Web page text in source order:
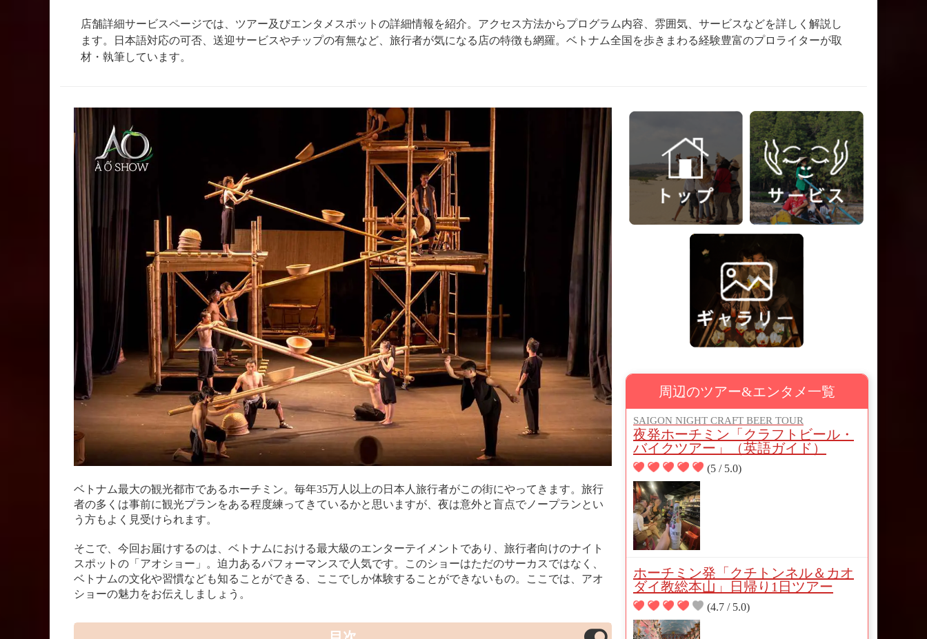
店舗詳細サービスページでは、ツアー及びエンタメスポットの詳細情報を紹介。アクセス方法からプログラム内容、雰囲気、サービスなどを詳しく解説し
ます。日本語対応の可否、送迎サービスやチップの有無など、旅行者が気になる店の特徴も網羅。ベトナム全国を歩きまわる経験豊富のプロライターが取
材・執筆しています。
ベトナム最大の観光都市であるホーチミン。毎年35万人以上の日本人旅行者がこの街にやってきます。旅行
者の多くは事前に観光プランをある程度練ってきているかと思いますが、夜は意外と盲点でノープランとい
う方もよく見受けられます。
そこで、今回お届けするのは、ベトナムにおける最大級のエンターテイメントであり、旅行者向けのナイト
スポットの「アオショー」。迫力あるパフォーマンスで人気です。このショーはただのサーカスではなく、
ベトナムの文化や習慣なども知ることができる、ここでしか体験することができないもの。ここでは、アオ
ショーの魅力をお伝えしましょう。
周辺のツアー&エンタメ一覧
SAIGON NIGHT CRAFT BEER TOUR
夜発ホーチミン「クラフトビール・
バイクツアー」（英語ガイド）
(5 / 5.0)
ホーチミン発「クチトンネル＆カオ
ダイ教総本山」日帰り1日ツアー
(4.7 / 5.0)